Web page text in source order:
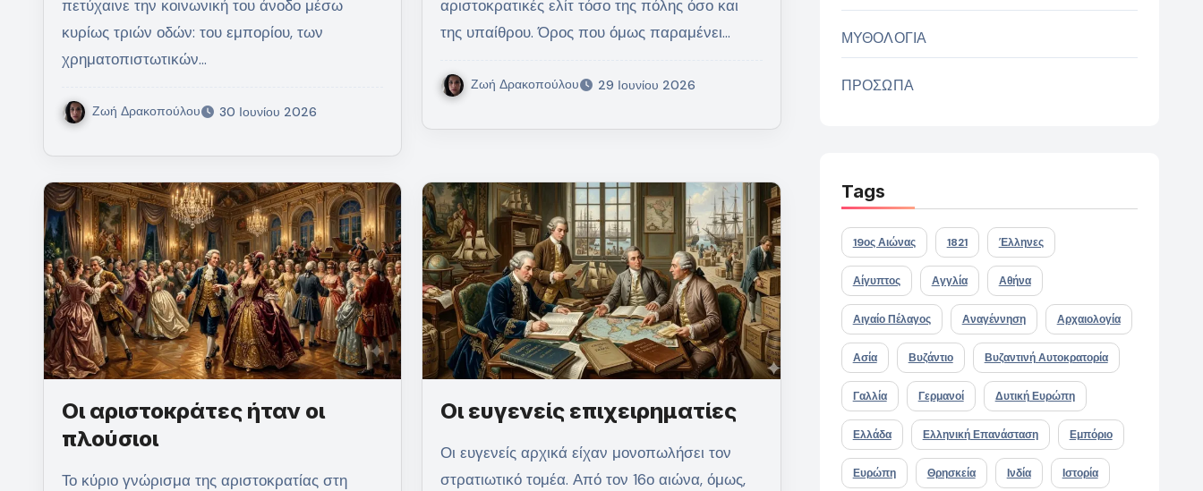
πετύχαινε την κοινωνική του άνοδο μέσω
κυρίως τριών οδών: του εμπορίου, των
χρηματοπιστωτικών…
Ζωή Δρακοπούλου 30 Ιουνίου 2026
αριστοκρατικές ελίτ τόσο της πόλης όσο και
της υπαίθρου. Όρος που όμως παραμένει…
Ζωή Δρακοπούλου 29 Ιουνίου 2026
Οι αριστοκράτες ήταν οι
πλούσιοι
Το κύριο γνώρισμα της αριστοκρατίας στη
Οι ευγενείς επιχειρηματίες
Οι ευγενείς αρχικά είχαν μονοπωλήσει τον
στρατιωτικό τομέα. Από τον 16ο αιώνα, όμως,
ΜΥΘΟΛΟΓΙΑ
ΠΡΟΣΩΠΑ
Tags
19ος Αιώνας 1821 Έλληνες
Αίγυπτος Αγγλία Αθήνα
Αιγαίο Πέλαγος Αναγέννηση Αρχαιολογία
Ασία Βυζάντιο Βυζαντινή Αυτοκρατορία
Γαλλία Γερμανοί Δυτική Ευρώπη
Ελλάδα Ελληνική Επανάσταση Εμπόριο
Ευρώπη Θρησκεία Ινδία Ιστορία